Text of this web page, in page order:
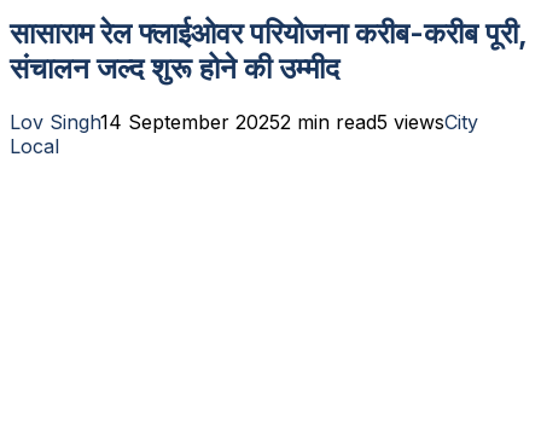
सासाराम रेल फ्लाईओवर परियोजना करीब-करीब पूरी,
संचालन जल्द शुरू होने की उम्मीद
Lov Singh14 September 20252 min read5 viewsCity
Local